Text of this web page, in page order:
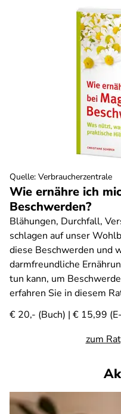
Wie ernähre ich
Beschwerden?
Blähungen, Durchfall,
schlagen auf unser
diese Beschwerden und
darmfreundliche
tun kann, um
erfahren Sie in diesem
€ 20,- (Buch) | € 15,99
zum
Quelle: Verbraucherzentrale